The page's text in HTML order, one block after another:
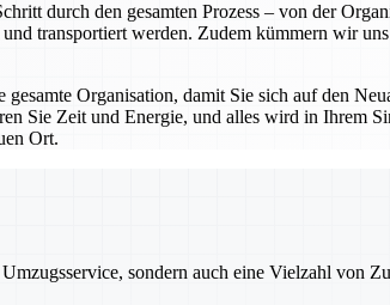
durch den gesamten Prozess – von der
transportiert werden. Zudem kümmern wir
Organisation, damit Sie sich auf den
Sie Zeit und Energie, und alles wird in Ihrem
Ort.
sondern auch eine Vielzahl von